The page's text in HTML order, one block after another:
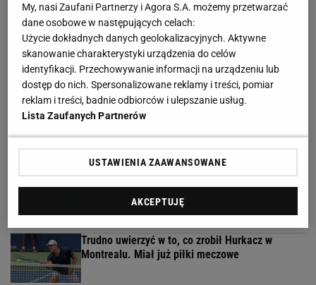
mistrzynią świata juniorek!
Mistrzyni olimpijska kończy karierę. To żona
znanego piłkarza
Jak teraz kupuje się nowy samochód w Polsce?
Rozmawiamy z ekspertem
MATERIAŁ PROMOCYJNY
Rozstrzygnęli mecz Igi Świątek z Kostiuk. Koniec
Trudno uwierzyć w to, co zrobił Hurkacz w
Montrealu. Miał już piłki meczowe
My, nasi Zaufani Partnerzy i Agora S.A. możemy przetwarzać
dane osobowe w następujących celach:
Użycie dokładnych danych geolokalizacyjnych. Aktywne
skanowanie charakterystyki urządzenia do celów
identyfikacji. Przechowywanie informacji na urządzeniu lub
dostęp do nich. Spersonalizowane reklamy i treści, pomiar
reklam i treści, badnie odbiorców i ulepszanie usług.
Lista Zaufanych Partnerów
USTAWIENIA ZAAWANSOWANE
AKCEPTUJĘ